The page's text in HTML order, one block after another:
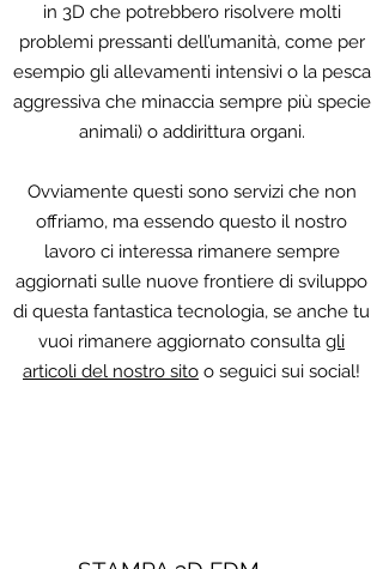
in 3D che potrebbero risolvere molti
problemi pressanti dell’umanità, come per
esempio gli allevamenti intensivi o la pesca
aggressiva che minaccia sempre più specie
animali) o addirittura organi.
Ovviamente questi sono servizi che non
offriamo, ma essendo questo il nostro
lavoro ci interessa rimanere sempre
aggiornati sulle nuove frontiere di sviluppo
di questa fantastica tecnologia, se anche tu
vuoi rimanere aggiornato consulta gli
articoli del nostro sito o seguici sui social!